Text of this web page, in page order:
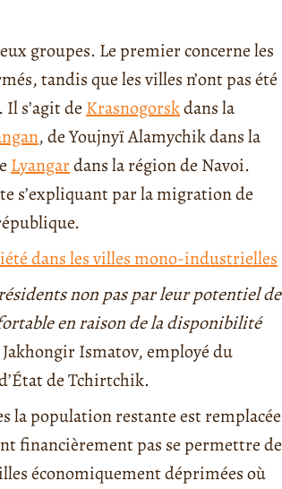
groupes. Le premier concerne les
tandis que les villes n’ont pas été
s’agit de Krasnogorskdans la
, de Youjnyï Alamychik dans la
Lyangardans la région de Navoi.
s’expliquant par la migration de
dans les villes mono-industrielles
non pas par leur potentiel de
en raison de la disponibilité
Ismatov, employé du
de Tchirtchik.
la population restante est remplacée
financièrement pas se permettre de
économiquement déprimées où